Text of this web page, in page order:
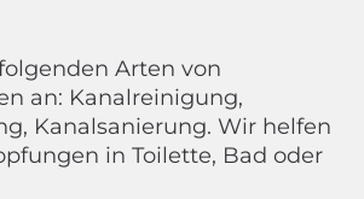
Arten von
an: Kanalreinigung,
Kanalsanierung. Wir helfen
in Toilette, Bad oder